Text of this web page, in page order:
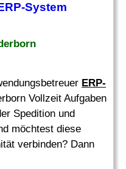
System
ERP-
Vollzeit Aufgaben
Spedition und
möchtest diese
verbinden? Dann